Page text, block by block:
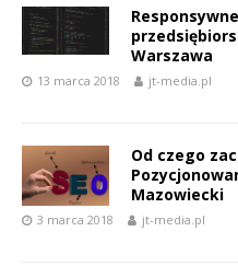
Warszawa
13 marca 2018 jt-media.pl
Od czego
Mazowiecki
3 marca 2018 jt-media.pl